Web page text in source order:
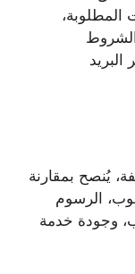
المطلوبة،
الشروط
البريد
يُنصح بمقارنة
الرسوم
وجودة خدمة